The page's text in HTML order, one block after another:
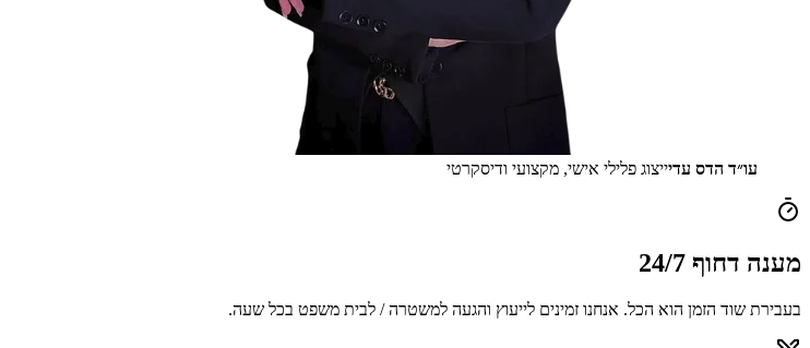
עו״ד הדס עדיייצוג פלילי אישי, מקצועי ודיסקרטי
מענה דחוף 24/7
בעבירת שוד הזמן הוא הכל. אנחנו זמינים לייעוץ והגעה למשטרה / לבית משפט בכל שעה.